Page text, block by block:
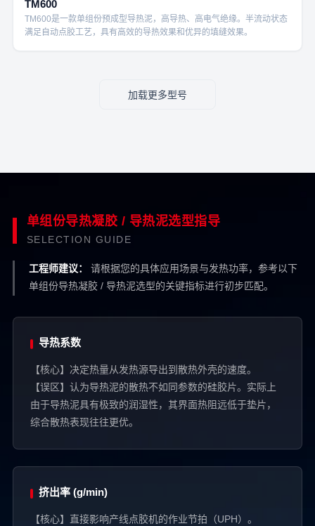
TM600
TM600是一款单组份预成型导热泥，高导热、高电气绝缘。半流动状态
满足自动点胶工艺，具有高效的导热效果和优异的填缝效果。
加载更多型号
单组份导热凝胶 / 导热泥选型指导
SELECTION GUIDE
工程师建议：
请根据您的具体应用场景与发热功率，参考以下
单组份导热凝胶 / 导热泥选型的关键指标进行初步匹配。
导热系数
【核心】决定热量从发热源导出到散热外壳的速度。
【误区】认为导热泥的散热不如同参数的硅胶片。实际上
由于导热泥具有极致的润湿性，其界面热阻远低于垫片，
综合散热表现往往更优。
挤出率 (g/min)
【核心】直接影响产线点胶机的作业节拍（UPH）。